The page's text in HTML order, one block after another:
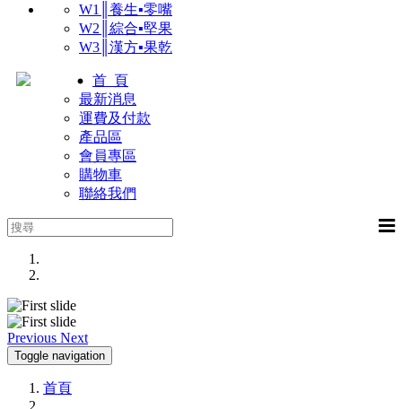
W1║養生▪零嘴
W2║綜合▪堅果
W3║漢方▪果乾
首 頁
最新消息
運費及付款
產品區
會員專區
購物車
聯絡我們
Previous Next
Toggle navigation
首頁